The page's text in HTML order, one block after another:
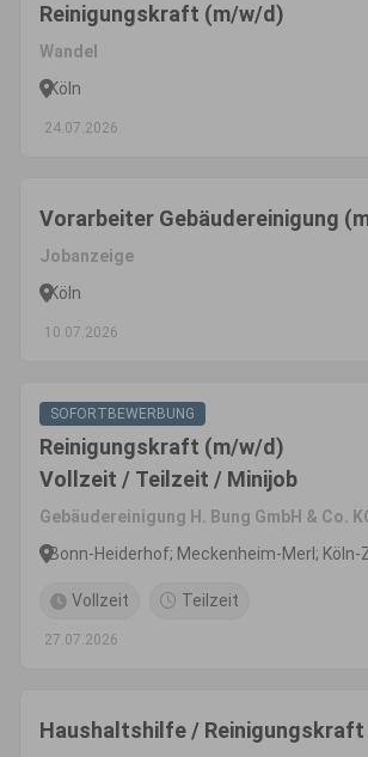
Reinigungskraft (m/w/d)
Wandel
Köln
24.07.2026
Vorarbeiter Gebäudereinigung
Jobanzeige
Köln
10.07.2026
SOFORTBEWERBUNG
Reinigungskraft (m/w/d)
Vollzeit / Teilzeit / Minijob
Gebäudereinigung H. Bung GmbH & Co.
Bonn-Heiderhof; Meckenheim-Merl;
Vollzeit Teilzeit
27.07.2026
Haushaltshilfe /